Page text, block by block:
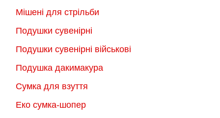
Мішені для стрільби
Подушки сувенірні
Подушки сувенірні військові
Подушка дакимакура
Сумка для взуття
Еко сумка-шопер